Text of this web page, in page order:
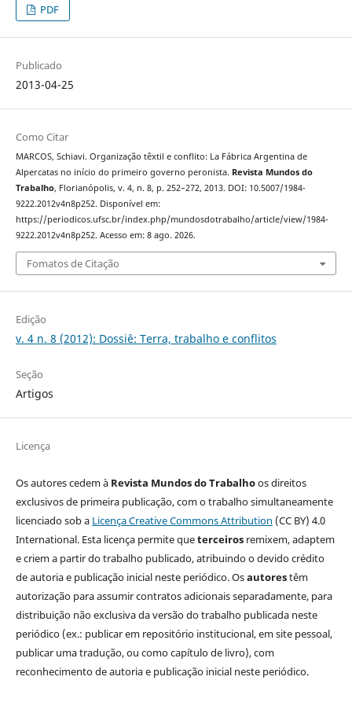
PDF
Publicado
2013-04-25
Como Citar
MARCOS, Schiavi. Organização têxtil e conflito: La Fábrica Argentina de
Alpercatas no início do primeiro governo peronista. Revista Mundos do
Trabalho, Florianópolis, v. 4, n. 8, p. 252–272, 2013. DOI: 10.5007/1984-
9222.2012v4n8p252. Disponível em:
https://periodicos.ufsc.br/index.php/mundosdotrabalho/article/view/1984-
9222.2012v4n8p252. Acesso em: 8 ago. 2026.
Fomatos de Citação
Edição
v. 4 n. 8 (2012): Dossiê: Terra, trabalho e conflitos
Seção
Artigos
Licença
Os autores cedem à Revista Mundos do Trabalhoos direitos
exclusivos de primeira publicação, com o trabalho simultaneamente
licenciado sob a Licença Creative Commons Attribution (CC BY) 4.0
International. Esta licença permite queterceirosremixem, adaptem
e criem a partir do trabalho publicado, atribuindo o devido crédito
de autoria e publicação inicial neste periódico. Osautorestêm
autorização para assumir contratos adicionais separadamente, para
distribuição não exclusiva da versão do trabalho publicada neste
periódico (ex.: publicar em repositório institucional, em site pessoal,
publicar uma tradução, ou como capítulo de livro), com
reconhecimento de autoria e publicação inicial neste periódico.